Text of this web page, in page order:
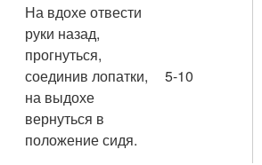
На вдохе отвести
руки назад,
прогнуться,
соединив лопатки,
на выдохе
вернуться в
положение сидя.
5-10